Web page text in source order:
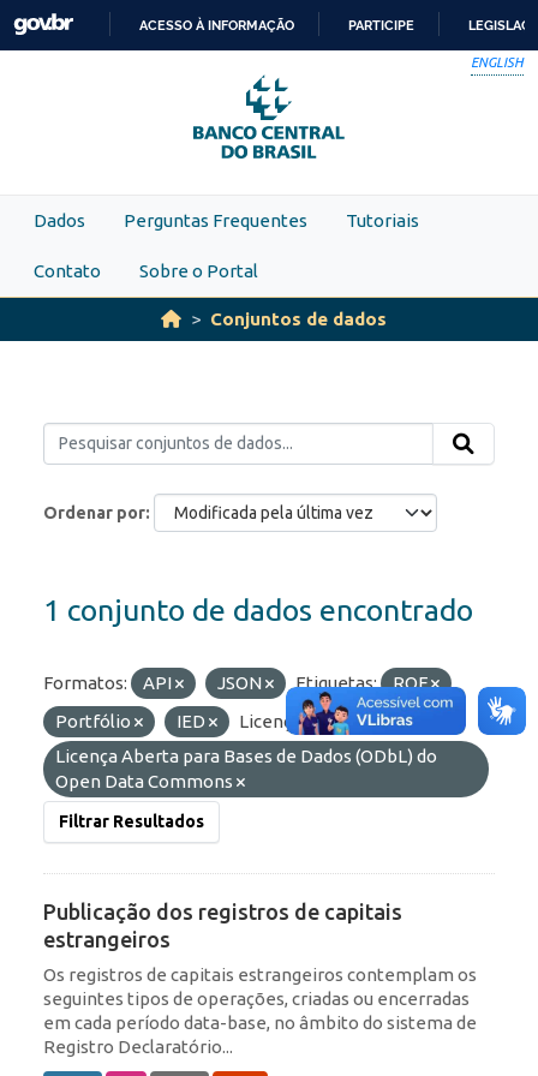
Skip to main content
PARA
O
CONTEÚDO
ACESSO À INFORMAÇÃO PARTICIPE
ENGLISH
Dados Perguntas Frequentes Tutoriais
Contato Sobre o Portal
Conjuntos de dados
Ordenar por
1 conjunto de dados encontrado
Formatos: API JSON Etiquetas:
ROF
Portfólio
IED
Licenças:
Licença Aberta para Bases de Dados (ODbL) do
Open Data Commons
Filtrar Resultados
Publicação dos registros de capitais
estrangeiros
Os registros de capitais estrangeiros contemplam os
seguintes tipos de operações, criadas ou encerradas
em cada período data-base, no âmbito do sistema de
Registro Declaratório...